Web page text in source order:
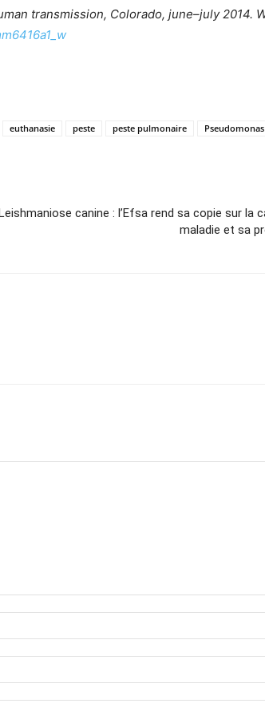
transmission, Colorado, june–july 2014.
euthanasie peste peste pulmonaire
canine : l’Efsa rend sa copie sur la
maladie et sa